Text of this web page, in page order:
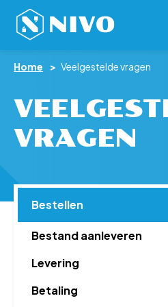
Home > Veelgestelde vragen
VRAGEN
Bestellen
Bestand aanleveren
Levering
Betaling